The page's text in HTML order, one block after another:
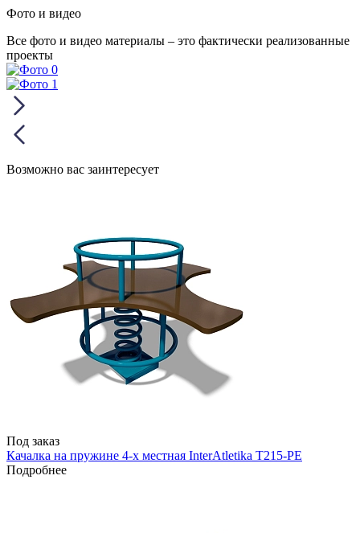
Фото и видео
Все фото и видео материалы – это фактически реализованные
проекты
Возможно вас заинтересует
Под заказ
Качалка на пружине 4-х местная InterAtletika T215-PE
Подробнее